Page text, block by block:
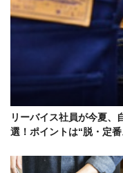
リーバイス社員が今夏、
選！ポイントは“脱・定